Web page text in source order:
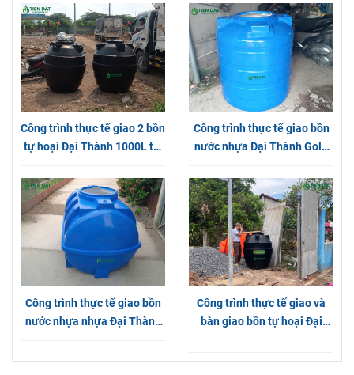
Thạnh Lộc
Công trình thực tế giao 2 bồn
tự hoại Đại Thành 1000L tại
Công trình thực tế giao bồn
nước nhựa Đại Thành Gold
Công trình thực tế giao bồn
nước nhựa nhựa Đại Thành
Công trình thực tế giao và
bàn giao bồn tự hoại Đại
Dương